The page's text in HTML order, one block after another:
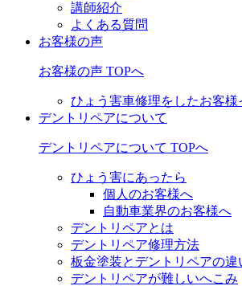
講師紹介
よくある質問
お客様の声
お客様の声 TOPへ
ひょう害車修理をしたお客様
デントリペアについて
デントリペアについて TOPへ
ひょう害にあったら
個人のお客様へ
自動車業界のお客様へ
デントリペアとは
デントリペア修理方法
板金塗装とデントリペアの違
デントリペアが難しいへこみ